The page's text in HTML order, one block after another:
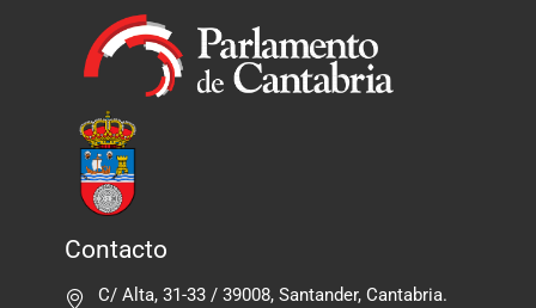
Contacto
C/ Alta, 31-33 / 39008, Santander, Cantabria.